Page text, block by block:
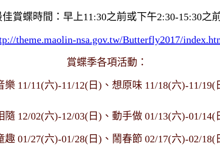
佳賞蝶時間：早上11:30之前或下午2:30-15:30之
theme.maolin-nsa.gov.tw/Butterfly2017/
賞蝶季各項活動：
樂 11/11(六)-11/12(日)、 想原味 11/18(六)-11/19(
隨 12/02(六)-12/03(日)、動手做 01/13(六)-01/14(
趣 01/27(六)-01/28(日)、鬧春節 02/17(六)-02/18(